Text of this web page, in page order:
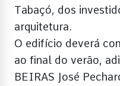
Tabaçó, dos
arquitetura.
O edifício deverá
ao final do verão,
BEIRAS José